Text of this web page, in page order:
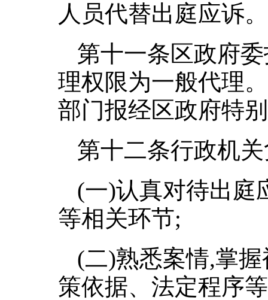
人员代替出庭应诉。
第十一条区政府
理权限为一般代理
部门报经区政府特
第十二条行政机
(一)认真对待出庭
等相关环节;
(二)熟悉案情,掌
策依据、法定程序